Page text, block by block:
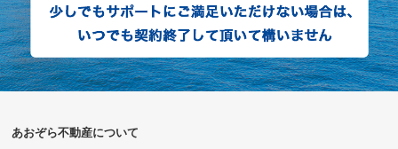
あおぞら不動産について